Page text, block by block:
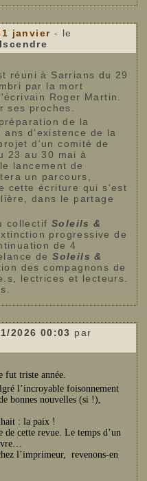
janvier - le
réuni à Sarrians du 29
par la mort
Roger Martin.
ses proches.
de la
d'existence de la
d'un comité de
23 au 30 mai à
lancement de
un parcours,
cette écriture qui s'est
dans le partage
collectif Soleils &
progressive de
de 4
deSoleils &
des compagnons de
lectrices et lecteurs.
2026 00:03 par
fut triste année.
l’incroyable foisonnement
bonnes nouvelles (si !),
: la paix !
de cette revue. Le temps d’un
l’imprimeur, revenons-en